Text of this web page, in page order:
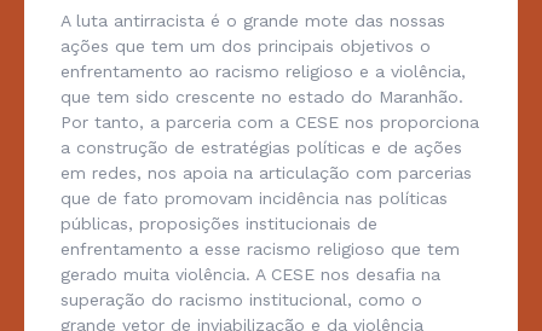
A luta antirracista é o grande mote das nossas
ações que tem um dos principais objetivos o
enfrentamento ao racismo religioso e a violência,
que tem sido crescente no estado do Maranhão.
Por tanto, a parceria com a CESE nos proporciona
a construção de estratégias políticas e de ações
em redes, nos apoia na articulação com parcerias
que de fato promovam incidência nas políticas
públicas, proposições institucionais de
enfrentamento a esse racismo religioso que tem
gerado muita violência. A CESE nos desafia na
superação do racismo institucional, como o
grande vetor de inviabilização e da violência